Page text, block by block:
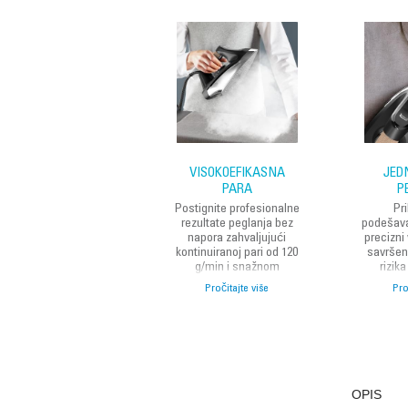
VISOKOEFIKASNA
PARA
Postignite profesionalne
rezultate peglanja bez
napora zahvaljujući
kontinuiranoj pari od 120
g/min i snažnom
dodatnom udaru pare od
350 g/min, uz samo 2
Pročitajte više
precizni
OPIS